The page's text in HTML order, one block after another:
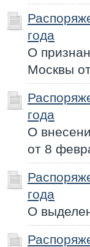
года
О
Москвы
года
О
от 8
года
О